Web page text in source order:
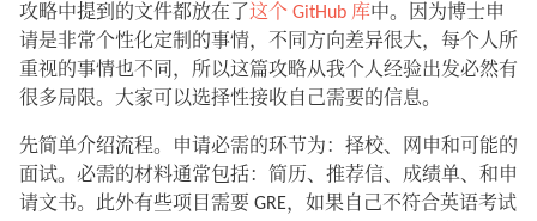
攻略中提到的文件都放在了 这个 GitHub 库中。因为博士申
请是非常个性化定制的事情，不同方向差异很大，每个人所
重视的事情也不同，所以这篇攻略从我个人经验出发必然有
很多局限。大家可以选择性接收自己需要的信息。
先简单介绍流程。申请必需的环节为：择校、网申和可能的
面试。必需的材料通常包括：简历、推荐信、成绩单、和申
请文书。此外有些项目需要 GRE，如果自己不符合英语考试